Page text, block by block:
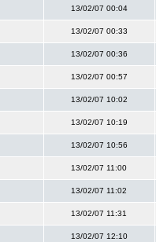
13/02/07 00:04
13/02/07 00:33
13/02/07 00:36
13/02/07 00:57
13/02/07 10:02
13/02/07 10:19
13/02/07 10:56
13/02/07 11:00
13/02/07 11:02
13/02/07 11:31
13/02/07 12:10